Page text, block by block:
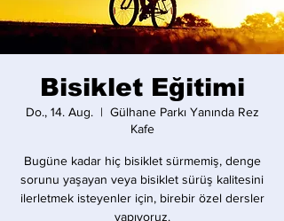
Bisiklet Eğitimi
Do., 14. Aug.
  |
Gülhane Parkı Yanında Rez
Kafe
Bugüne kadar hiç bisiklet sürmemiş, denge
sorunu yaşayan veya bisiklet sürüş kalitesini
ilerletmek isteyenler için, birebir özel dersler
yapıyoruz.